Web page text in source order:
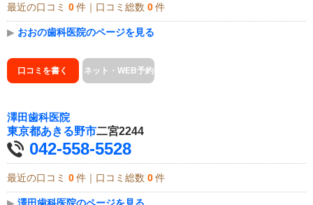
最近の口コミ 0 件｜口コミ総数 0 件
▶ おおの歯科医院のページを見る
口コミを書く ネット・WEB予約
澤田歯科医院
東京都あきる野市二宮2244
042-558-5528
最近の口コミ 0 件｜口コミ総数 0 件